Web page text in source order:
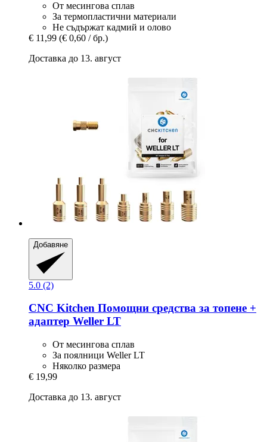
От месингова сплав
За термопластични материали
Не съдържат кадмий и олово
€ 11,99 (€ 0,60 / бр.)
Доставка до 13. август
Добавяне
5.0 (2)
CNC Kitchen Помощни средства за топене +
адаптер Weller LT
От месингова сплав
За поялници Weller LT
Няколко размера
€ 19,99
Доставка до 13. август